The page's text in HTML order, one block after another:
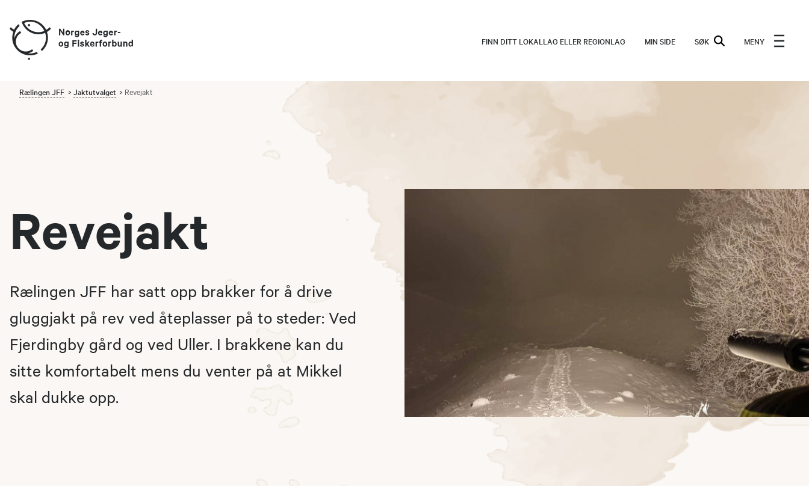
FINN DITT LOKALLAG ELLER REGIONLAG MIN SIDE SØK MENY
Rælingen JFF Jaktutvalget Revejakt
Revejakt
Rælingen JFF har satt opp brakker for å drive
gluggjakt på rev ved åteplasser på to steder: Ved
Fjerdingby gård og ved Uller. I brakkene kan du
sitte komfortabelt mens du venter på at Mikkel
skal dukke opp.